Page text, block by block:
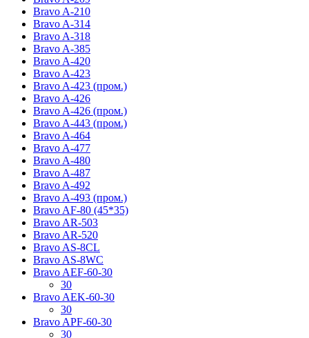
Bravo A-210
Bravo A-314
Bravo A-318
Bravo A-385
Bravo A-420
Bravo A-423
Bravo A-423 (пром.)
Bravo A-426
Bravo A-426 (пром.)
Bravo A-443 (пром.)
Bravo A-464
Bravo A-477
Bravo A-480
Bravo A-487
Bravo A-492
Bravo A-493 (пром.)
Bravo AF-80 (45*35)
Bravo AR-503
Bravo AR-520
Bravo AS-8CL
Bravo AS-8WC
Bravo AЕF-60-30
30
Bravo AЕK-60-30
30
Bravo AРF-60-30
30